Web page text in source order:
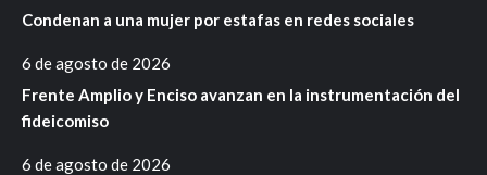
Condenan a una mujer por estafas en redes sociales
6 de agosto de 2026
Frente Amplio y Enciso avanzan en la instrumentación del
fideicomiso
6 de agosto de 2026